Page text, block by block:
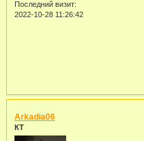
Последний визит:
2022-10-28 11:26:42
Arkadia06
КТ